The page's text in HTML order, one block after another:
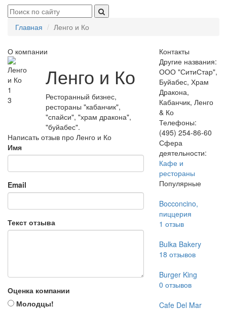
Главная Ленго и Ко
О компании
1
3
Ленго и Ко
Ресторанный бизнес,
рестораны "кабанчик",
"спайси", "храм дракона",
"буйабес".
Написать отзыв про Ленго и Ко
Имя
Email
Текст отзыва
Оценка компании
Молодцы!
Контакты
Другие названия:
ООО "СитиСтар",
Буйабес, Храм
Дракона,
Кабанчик, Ленго
& Ко
Телефоны:
(495) 254-86-60
Сфера
деятельности:
Кафе и
рестораны
Популярные
Bocconcino,
пиццерия
1 отзыв
Bulka Bakery
18 отзывов
Burger King
0 отзывов
Cafe Del Mar